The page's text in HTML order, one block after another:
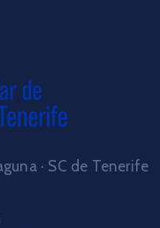
· SC de Tenerife